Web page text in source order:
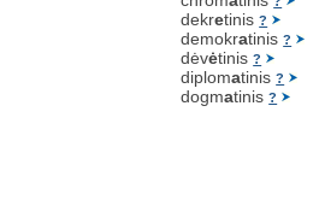
dekretinis?
demokratinis?
dėvėtinis?
diplomatinis?
dogmatinis?